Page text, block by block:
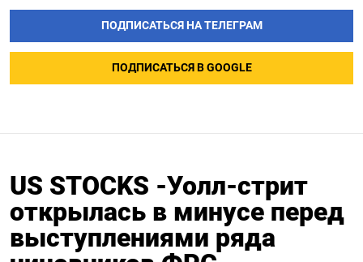
ПОДПИСАТЬСЯ НА ТЕЛЕГРАМ
ПОДПИСАТЬСЯ В GOOGLE
US STOCKS -Уолл-стрит
открылась в минусе перед
выступлениями ряда